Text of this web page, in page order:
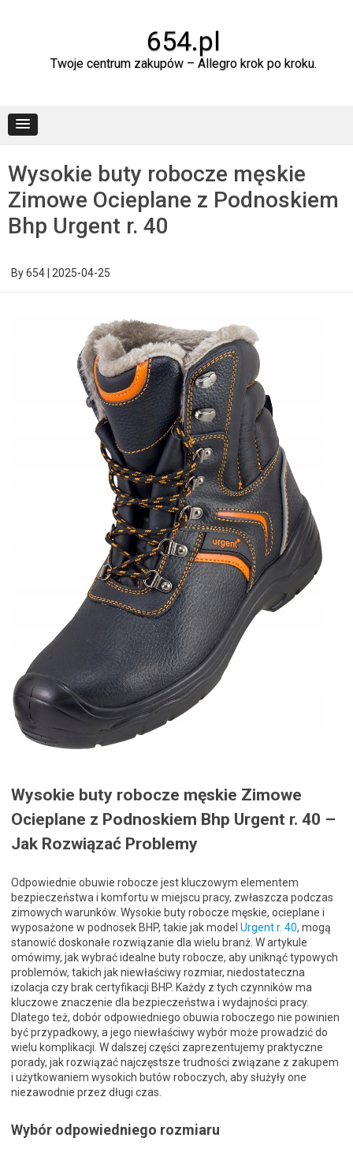
654.pl
Twoje centrum zakupów – Allegro krok po kroku.
Wysokie buty robocze męskie
Zimowe Ocieplane z Podnoskiem
Bhp Urgent r. 40
By654 2025-04-25
Wysokie buty robocze męskie Zimowe
Ocieplane z Podnoskiem Bhp Urgent r. 40 –
Jak Rozwiązać Problemy
Odpowiednie obuwie robocze jest kluczowym elementem
bezpieczeństwa i komfortu w miejscu pracy, zwłaszcza podczas
zimowych warunków. Wysokie buty robocze męskie, ocieplane i
wyposażone w podnosek BHP, takie jak model Urgent r. 40, mogą
stanowić doskonałe rozwiązanie dla wielu branż. W artykule
omówimy, jak wybrać idealne buty robocze, aby uniknąć typowych
problemów, takich jak niewłaściwy rozmiar, niedostateczna
izolacja czy brak certyfikacji BHP. Każdy z tych czynników ma
kluczowe znaczenie dla bezpieczeństwa i wydajności pracy.
Dlatego też, dobór odpowiedniego obuwia roboczego nie powinien
być przypadkowy, a jego niewłaściwy wybór może prowadzić do
wielu komplikacji. W dalszej części zaprezentujemy praktyczne
porady, jak rozwiązać najczęstsze trudności związane z zakupem
i użytkowaniem wysokich butów roboczych, aby służyły one
niezawodnie przez długi czas.
Wybór odpowiedniego rozmiaru